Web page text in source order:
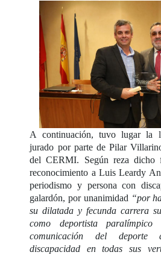
A continuación, tuvo lugar la
jurado por parte de Pilar
del CERMI. Según reza dicho
reconocimiento a Luis Leardy
periodismo y persona con
galardón, por unanimidad “por
su dilatada y fecunda carrera
como deportista
comunicación del deporte
discapacidad en todas sus